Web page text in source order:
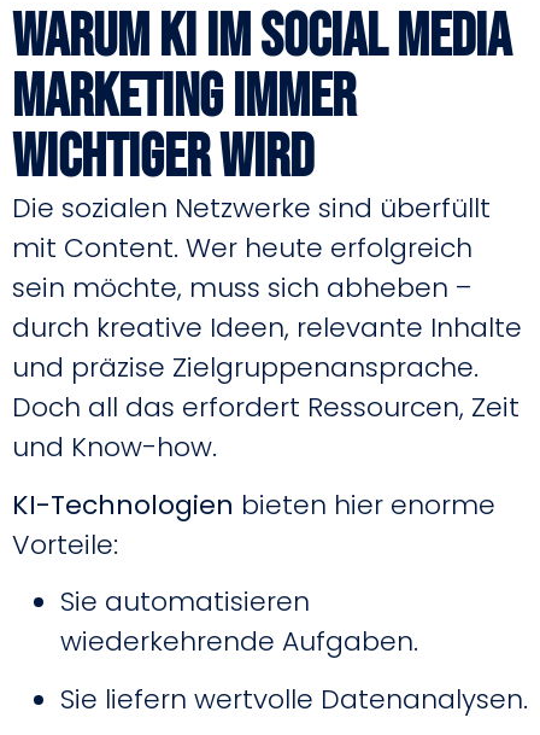
Warum KI im Social Media
Marketing immer
wichtiger wird
Die sozialen Netzwerke sind überfüllt
mit Content. Wer heute erfolgreich
sein möchte, muss sich abheben –
durch kreative Ideen, relevante Inhalte
und präzise Zielgruppenansprache.
Doch all das erfordert Ressourcen, Zeit
und Know-how.
KI-Technologien bieten hier enorme
Vorteile:
Sie automatisieren
wiederkehrende Aufgaben.
Sie liefern wertvolle Datenanalysen.